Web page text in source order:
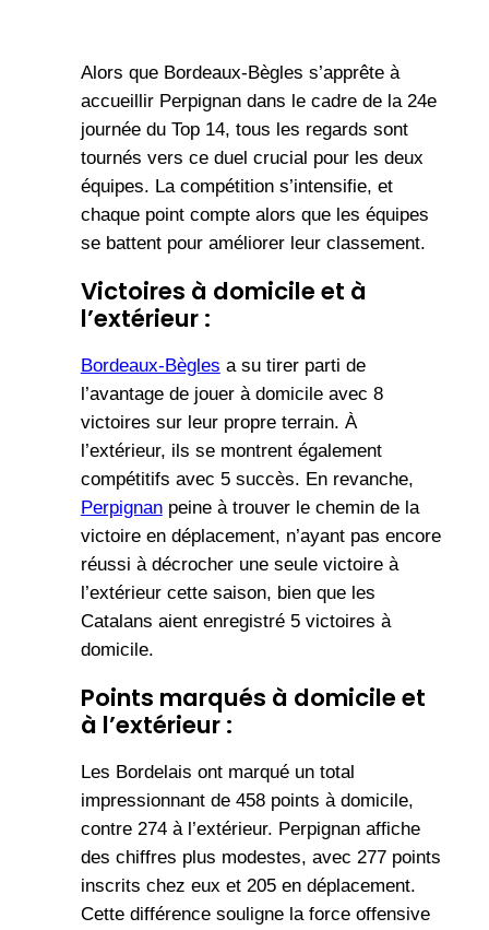
Alors que Bordeaux-Bègles s’apprête à
accueillir Perpignan dans le cadre de la 24e
journée du Top 14, tous les regards sont
tournés vers ce duel crucial pour les deux
équipes. La compétition s’intensifie, et
chaque point compte alors que les équipes
se battent pour améliorer leur classement.
Victoires à domicile et à
l’extérieur :
Bordeaux-Bègles a su tirer parti de
l’avantage de jouer à domicile avec 8
victoires sur leur propre terrain. À
l’extérieur, ils se montrent également
compétitifs avec 5 succès. En revanche,
Perpignanpeine à trouver le chemin de la
victoire en déplacement, n’ayant pas encore
réussi à décrocher une seule victoire à
l’extérieur cette saison, bien que les
Catalans aient enregistré 5 victoires à
domicile.
Points marqués à domicile et
à l’extérieur :
Les Bordelais ont marqué un total
impressionnant de 458 points à domicile,
contre 274 à l’extérieur. Perpignan affiche
des chiffres plus modestes, avec 277 points
inscrits chez eux et 205 en déplacement.
Cette différence souligne la force offensive